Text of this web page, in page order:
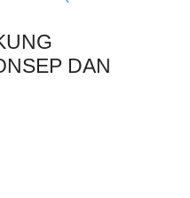
DAN